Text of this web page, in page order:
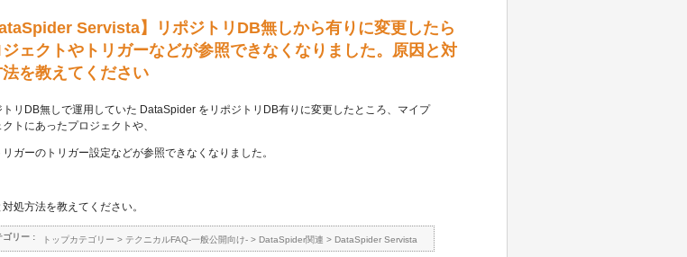
Servista】リポジトリDB無しから有りに変更したら
ジェクトやトリガーなどが参照できなくなりました。原因と対
を教えてください
トリDB無しで運用していた DataSpider をリポジトリDB有りに変更したところ、マイプ
クトにあったプロジェクトや、
リガーのトリガー設定などが参照できなくなりました。
対処方法を教えてください。
ゴリー : トップカテゴリー > テクニカルFAQ-一般公開向け-> DataSpider関連 > DataSpider Servista